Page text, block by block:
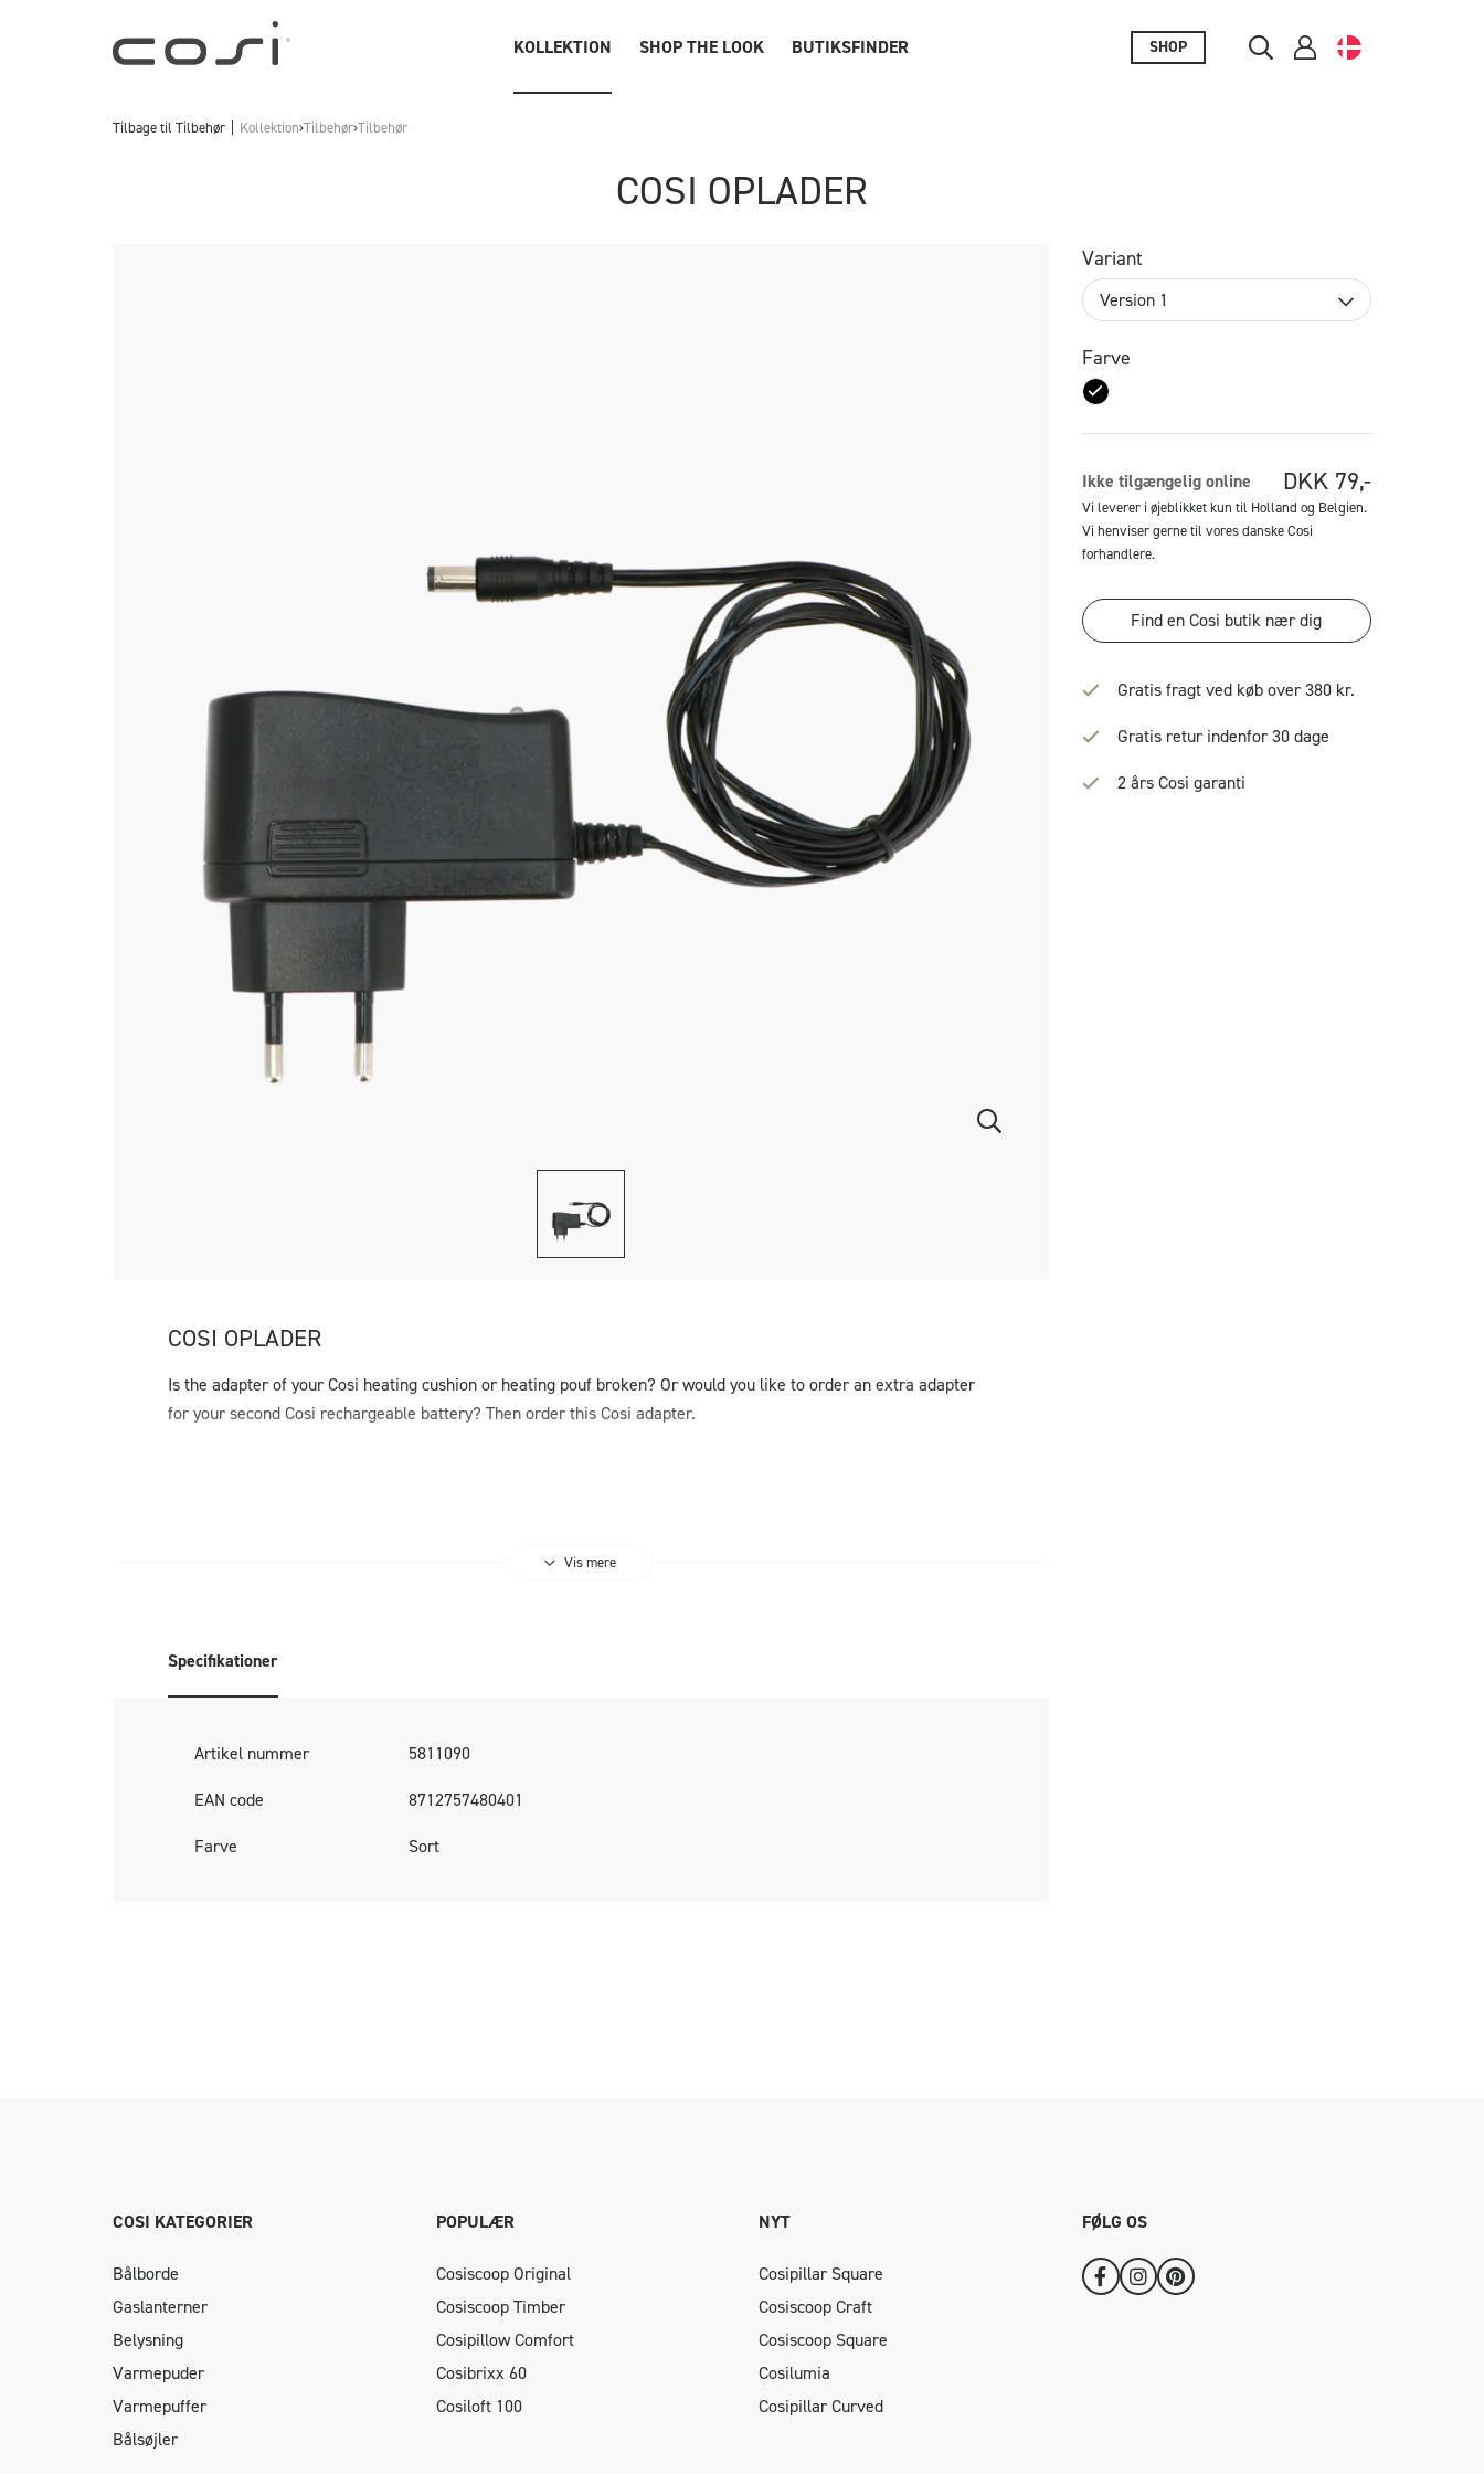
KOLLEKTION SHOP THE LOOK BUTIKSFINDER SHOP
Tilbage til Tilbehør Kollektion›Tilbehør›Tilbehør
COSI OPLADER
COSI OPLADER
Is the adapter of your Cosi heating cushion or heating pouf broken? Or would you like to order an extra adapter
for your second Cosi rechargeable battery? Then order this Cosi adapter.
Vis mere
Specifikationer
Artikel nummer
5811090
EAN code
8712757480401
Farve
Sort
Variant
Version 1
Farve
DKK 79,-
Ikke tilgængelig online
Vi leverer i øjeblikket kun til Holland og Belgien.
Vi henviser gerne til vores danske Cosi
forhandlere.
Find en Cosi butik nær dig
Gratis fragt ved køb over 380 kr.
Gratis retur indenfor 30 dage
2 års Cosi garanti
COSI KATEGORIER
Bålborde
Gaslanterner
Belysning
Varmepuder
Varmepuffer
Bålsøjler
POPULÆR
Cosiscoop Original
Cosiscoop Timber
Cosipillow Comfort
Cosibrixx 60
Cosiloft 100
NYT
Cosipillar Square
Cosiscoop Craft
Cosiscoop Square
Cosilumia
Cosipillar Curved
FØLG OS